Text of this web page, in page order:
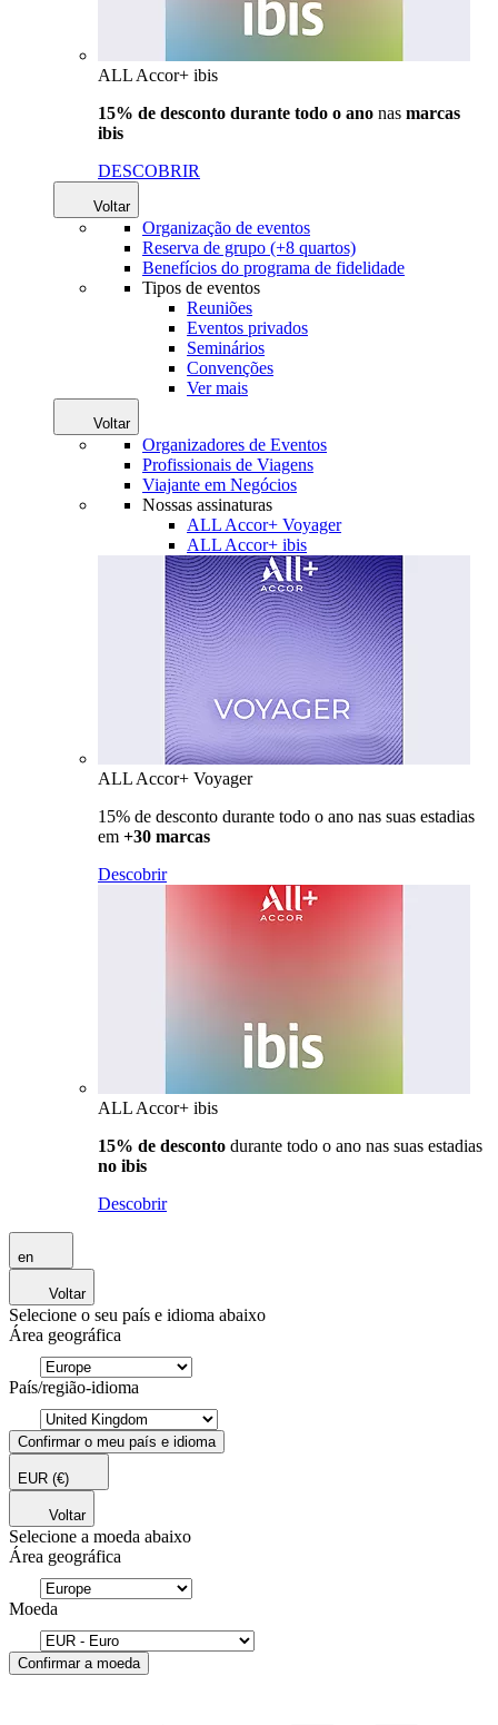
ALL Accor+ ibis
15% de desconto durante todo o ano nas marcas
ibis
DESCOBRIR
Voltar
Organização de eventos
Reserva de grupo (+8 quartos)
Benefícios do programa de fidelidade
Tipos de eventos
Reuniões
Eventos privados
Seminários
Convenções
Ver mais
Voltar
Organizadores de Eventos
Profissionais de Viagens
Viajante em Negócios
Nossas assinaturas
ALL Accor+ Voyager
ALL Accor+ ibis
ALL Accor+ Voyager
15% de desconto durante todo o ano nas suas estadias
em +30 marcas
Descobrir
ALL Accor+ ibis
15% de desconto durante todo o ano nas suas estadias
no ibis
Descobrir
en
Voltar
Selecione o seu país e idioma abaixo
Área geográfica
País/região-idioma
Confirmar o meu país e idioma
EUR (€)
Voltar
Selecione a moeda abaixo
Área geográfica
Moeda
Confirmar a moeda